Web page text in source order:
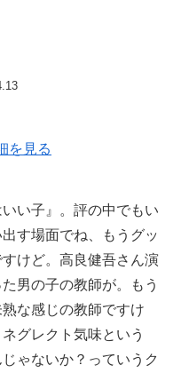
を見る
い子』。評の中でもい
す場面でね、もうグッ
けど。高良健吾さん演
男の子の教師が。もう
な感じの教師ですけ
グレクト気味という
ゃないか？っていうク